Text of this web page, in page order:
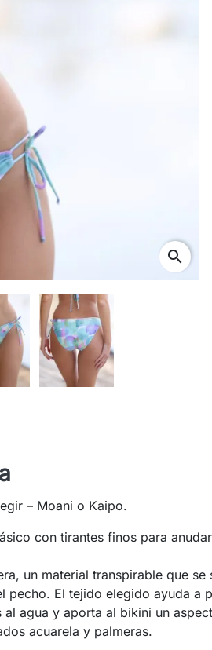
search
– Moani o Kaipo.
con tirantes finos para
un material transpirable que
El tejido elegido ayuda a
agua y aporta al bikini un
acuarela y palmeras.